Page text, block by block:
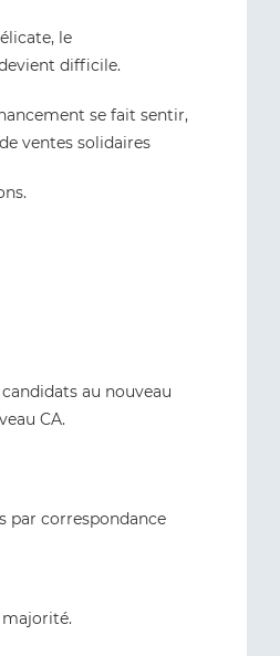
le
difficile.
se fait sentir,
ventes solidaires
au nouveau
CA.
par correspondance
majorité.